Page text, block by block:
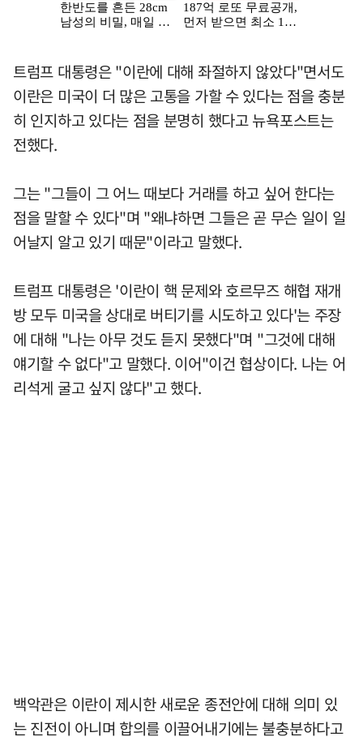
트럼프 대통령은 "이란에 대해 좌절하지 않았다"면서도
이란은 미국이 더 많은 고통을 가할 수 있다는 점을 충분
히 인지하고 있다는 점을 분명히 했다고 뉴욕포스트는
전했다.
그는 "그들이 그 어느 때보다 거래를 하고 싶어 한다는
점을 말할 수 있다"며 "왜냐하면 그들은 곧 무슨 일이 일
어날지 알고 있기 때문"이라고 말했다.
트럼프 대통령은 '이란이 핵 문제와 호르무즈 해협 재개
방 모두 미국을 상대로 버티기를 시도하고 있다'는 주장
에 대해 "나는 아무 것도 듣지 못했다"며 "그것에 대해
얘기할 수 없다"고 말했다. 이어"이건 협상이다. 나는 어
리석게 굴고 싶지 않다"고 했다.
백악관은 이란이 제시한 새로운 종전안에 대해 의미 있
는 진전이 아니며 합의를 이끌어내기에는 불충분하다고